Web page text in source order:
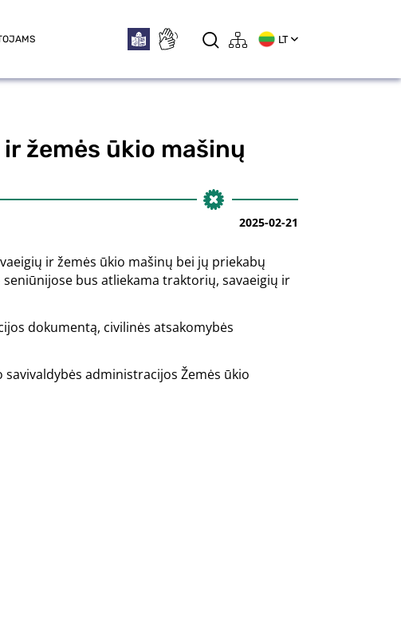
LT
žemės ūkio mašinų
2025-02-21
ir žemės ūkio mašinų bei jų priekabų
bus atliekama traktorių, savaeigių ir
dokumentą, civilinės atsakomybės
administracijos Žemės ūkio